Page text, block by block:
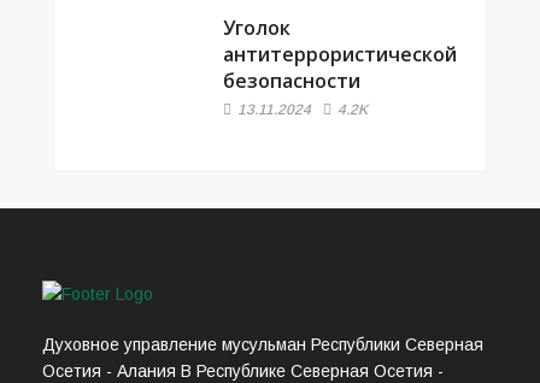
Уголок
антитеррористической
безопасности
13.11.2024 4.2K
Духовное управление мусульман Республики Северная
Осетия - Алания В Республике Северная Осетия -